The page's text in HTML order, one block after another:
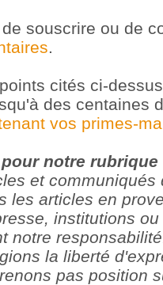
souscrire ou de
.
cités ci-
des centaines
vos primes-
notre
et communiqués
les articles en
institutions
notre
la liberté
pas position